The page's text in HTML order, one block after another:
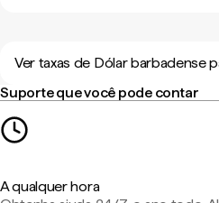
Ver taxas de Dólar barbadense
Suporte que você pode contar
A qualquer hora